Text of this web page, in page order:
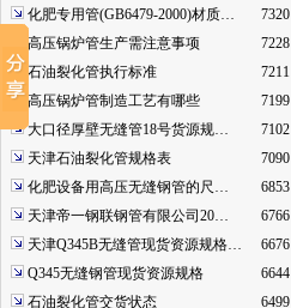
化肥专用管(GB6479-2000)材质…
7320
高压锅炉管生产需注意事项
7228
石油裂化管执行标准
7211
高压锅炉管制造工艺有哪些
7199
大口径厚壁无缝管18号货源规…
7102
天津石油裂化管规格表
7090
化肥设备用高压无缝钢管的尺…
6853
天津帝一钢联钢管有限公司20…
6766
天津Q345B无缝管现货资源规格…
6676
Q345无缝钢管现货资源规格
6644
石油裂化管交货状态
6499